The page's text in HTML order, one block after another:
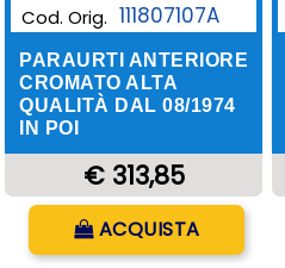
Cod. Orig. 111807107A
PARAURTI ANTERIORE
CROMATO ALTA
QUALITÀ DAL 08/1974
IN POI
€ 313,85
Quantità
ACQUISTA